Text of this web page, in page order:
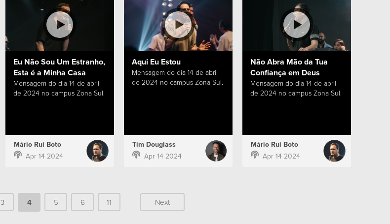
Eu Não Sou Um Estranho,
Esta é a Minha Casa
Mensagem do dia 14 de abril
de 2024 no campus Zona Sul.
Mário Rui Boto
Apr 14 2024
Aqui Eu Estou
Mensagem do dia 14 de abril
de 2024 no campus Zona Sul.
Tim Douglass
Apr 14 2024
Não Abra Mão da Tua
Confiança em Deus
Mensagem do dia 14 de abril
de 2024 no campus Zona Sul.
Mário Rui Boto
Apr 14 2024
3 4 5 6 11 Next